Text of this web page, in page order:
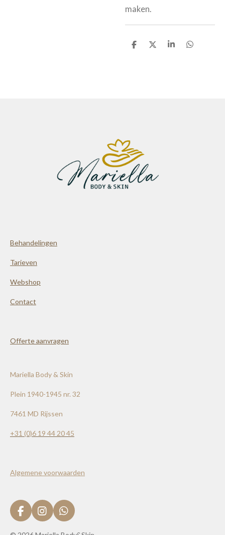
maken.
D
D
S
D
Behandelingen
Tarieven
Webshop
Contact
Offerte aanvragen
Mariella Body & Skin
Plein 1940-1945 nr. 32
7461 MD Rijssen
+31 (0)6 19 44 20 45
Algemene voorwaarden
F
a
I
n
W
h